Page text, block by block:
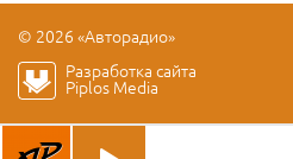
© 2026 «Авторадио»
Разработка сайта
Piplos Media